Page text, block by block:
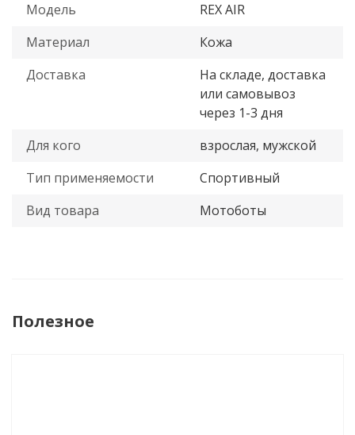
Модель
REX AIR
Материал
Кожа
Доставка
На складе, доставка
или самовывоз
через 1-3 дня
Для кого
взрослая, мужской
Тип применяемости
Спортивный
Вид товара
Мотоботы
Полезное